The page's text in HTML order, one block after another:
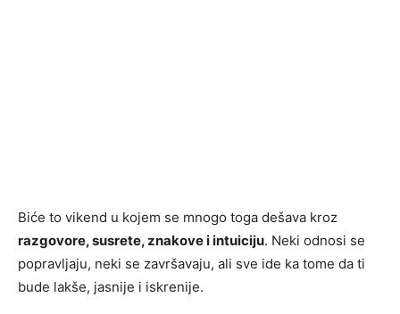
Biće to vikend u kojem se mnogo toga dešava kroz
razgovore, susrete, znakove i intuiciju. Neki odnosi se
popravljaju, neki se završavaju, ali sve ide ka tome da ti
bude lakše, jasnije i iskrenije.